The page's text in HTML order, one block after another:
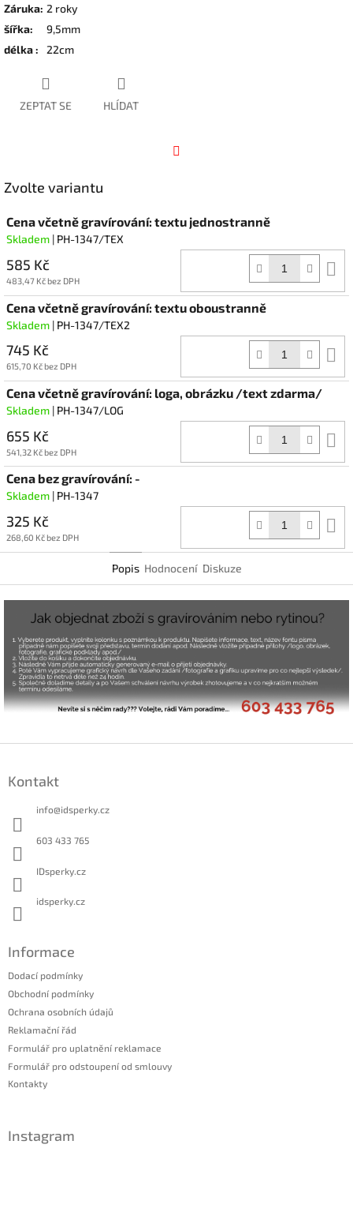
Záruka: 2 roky
šířka:
9,5mm
délka: 22cm
ZEPTAT SE HLÍDAT
Zvolte variantu
Cena včetně gravírování: textu jednostranně
Skladem | PH-1347/TEX
585 Kč
483,47 Kč bez DPH
Cena včetně gravírování: textu oboustranně
Skladem | PH-1347/TEX2
745 Kč
615,70 Kč bez DPH
Cena včetně gravírování: loga, obrázku /text zdarma/
Skladem | PH-1347/LOG
655 Kč
541,32 Kč bez DPH
Cena bez gravírování: -
Skladem | PH-1347
325 Kč
268,60 Kč bez DPH
Popis Hodnocení Diskuze
Kontakt
info@idsperky.cz
603 433 765
IDsperky.cz
idsperky.cz
Informace
Dodací podmínky
Obchodní podmínky
Ochrana osobních údajů
Reklamační řád
Formulář pro uplatnění reklamace
Formulář pro odstoupení od smlouvy
Kontakty
Instagram